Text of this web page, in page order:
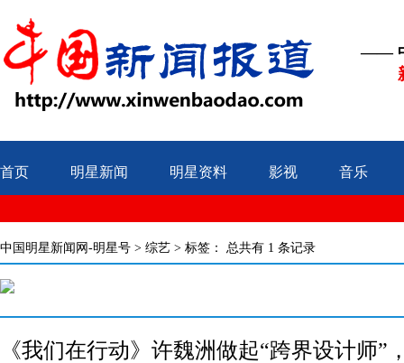
——
首页 明星新闻 明星资料 影视 音乐
中国明星新闻网-明星号 > 综艺 > 标签： 总共有 1 条记录
《我们在行动》许魏洲做起“跨界设计师”